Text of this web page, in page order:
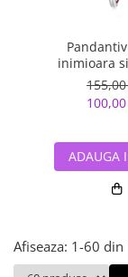
Bijuterii argint
Bijuterii gotice si
Bijuterii
Bijuterii fantezie
Bijuterii tungsten
Solutii si lavete
bijuterii argint
inimioara
ADAUGA
Afiseaza: 1-60 din